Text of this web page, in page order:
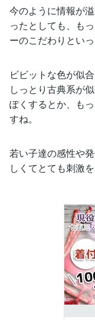
今のように情報が
ったとしても、も
ーのこだわりとい
ビビットな色が似
しっとり古典系が
ぽくするとか、も
すね。
若い子達の感性や
しくてとても刺激